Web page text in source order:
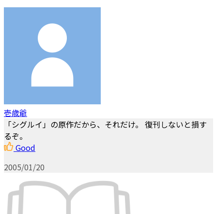
壱歳爺
「シグルイ」の原作だから、それだけ。 復刊しないと損す
るぞ。
Good
2005/01/20